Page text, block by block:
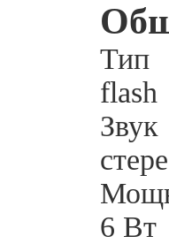
Тип
flash
Звук
6 Вт